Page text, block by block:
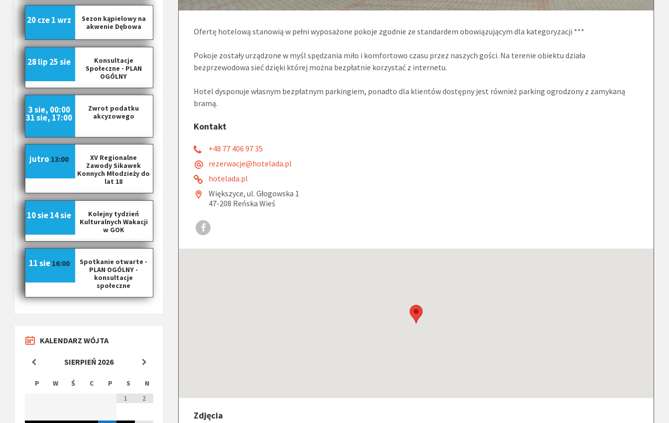
Ofertę hotelową stanowią w pełni wyposażone pokoje zgodnie ze standardem obowiązującym dla kategoryzacji ***
Pokoje zostały urządzone w myśl spędzania miło i komfortowo czasu przez naszych gości. Na terenie obiektu działa
bezprzewodowa sieć dzięki której można bezpłatnie korzystać z internetu.
Hotel dysponuje własnym bezpłatnym parkingiem, ponadto dla klientów dostępny jest również parking ogrodzony z zamykaną
bramą.
Kontakt
+48 77 406 97 35
rezerwacje@hotelada.pl
hotelada.pl
Większyce, ul. Głogowska 1
47-208 Reńska Wieś
h
t
k
Zdjęcia
Sezon kąpielowy na
akwenie Dębowa
20 cze1 wrz
Konsultacje
Społeczne - PLAN
OGÓLNY
28 lip 25 sie
Zwrot podatku
akcyzowego
3 sie, 00:00
31 sie, 17:00
XV Regionalne
Zawody Sikawek
Konnych Młodzieży do
lat 18
jutro 13:00
Kolejny tydzień
Kulturalnych Wakacji
w GOK
10 sie14 sie
Spotkanie otwarte -
PLAN OGÓLNY -
konsultacje
społeczne
11 sie 16:00
KALENDARZ WÓJTA
SIERPIEŃ 2026
P W Ś C P S
N
1
2